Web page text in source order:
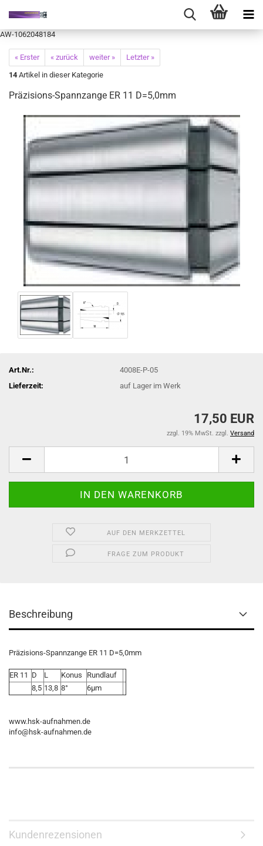
AW-1062048184
« Erster « zurück weiter »
Letzter »
14 Artikel in dieser Kategorie
Präzisions-Spannzange ER 11 D=5,0mm
Art.Nr.:
4008E-P-05
Lieferzeit:
auf Lager im Werk
17,50 EUR
zzgl. 19% MwSt. zzgl. Versand
AUF DEN MERKZETTEL
FRAGE ZUM PRODUKT
Beschreibung
Präzisions-Spannzange ER 11 D=5,0mm
ER 11 D L Konus
Rundlauf
8,5 13,8 8° 6µm
www.hsk-aufnahmen.de
info@hsk-aufnahmen.de
Kundenrezensionen